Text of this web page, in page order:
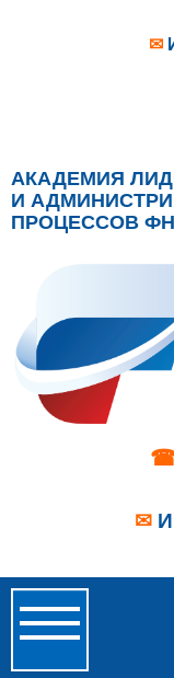
✉
АКАДЕМИЯ
И
ПРОЦЕССОВ
✉
Toggle
Navigation